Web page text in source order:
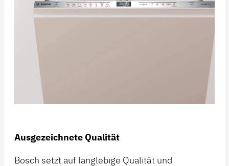
Ausgezeichnete Qualität
Bosch setzt auf langlebige Qualität und